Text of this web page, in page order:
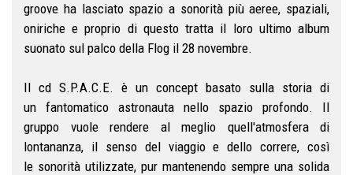
groove ha lasciato spazio a sonorità più aeree, spaziali,
oniriche e proprio di questo tratta il loro ultimo album
suonato sul palco della Flog il 28 novembre.
Il cd S.P.A.C.E. è un concept basato sulla storia di
un fantomatico astronauta nello spazio profondo. Il
gruppo vuole rendere al meglio quell'atmosfera di
lontananza, il senso del viaggio e dello correre, così
le sonorità utilizzate, pur mantenendo sempre una solida